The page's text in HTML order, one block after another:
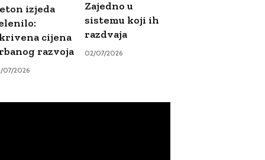
izjeda
cijena
razvoja
07/2026
Zajedno u
sistemu koji ih
razdvaja
02/07/2026